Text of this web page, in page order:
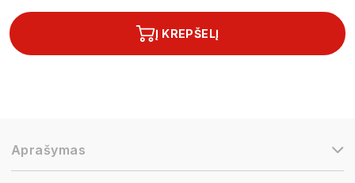
Į KREPŠELĮ
Aprašymas